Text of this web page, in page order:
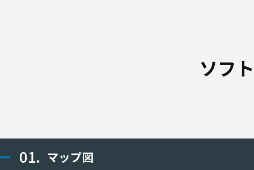
ソフ
01. マップ図